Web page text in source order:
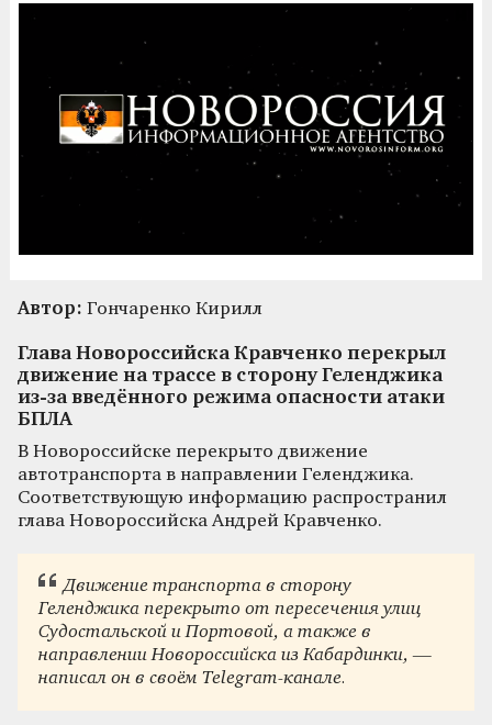
Автор: Гончаренко Кирилл
Глава Новороссийска Кравченко перекрыл
движение на трассе в сторону Геленджика
из-за введённого режима опасности атаки
БПЛА
В Новороссийске перекрыто движение
автотранспорта в направлении Геленджика.
Соответствующую информацию распространил
глава Новороссийска Андрей Кравченко.
Движение транспорта в сторону
Геленджика перекрыто от пересечения улиц
Судостальской и Портовой, а также в
направлении Новороссийска из Кабардинки, —
написал он в своём Telegram-канале.